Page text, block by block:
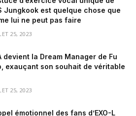
Jungkook est quelque chose que
lui ne peut pas faire
25, 2023
devient la Dream Manager de Fu
exauçant son souhait de véritable
25, 2023
émotionnel des fans d’EXO-L